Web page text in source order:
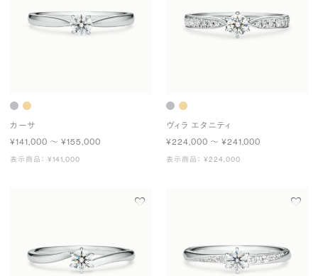
カーサ
¥141,000 〜 ¥155,000
表示商品： ¥141,000
ヴィラ エタニティ
¥224,000 〜 ¥241,000
表示商品： ¥224,000